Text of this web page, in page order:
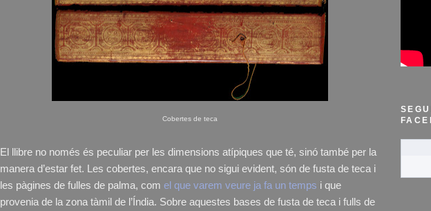
Cobertes de teca
El llibre no només és peculiar per les dimensions atípiques que té, sinó també per la
manera d’estar fet. Les cobertes, encara que no sigui evident, són de fusta de teca i
les pàgines de fulles de palma, com el que varem veure ja fa un temps i que
provenia de la zona tàmil de l’Índia. Sobre aquestes bases de fusta de teca i fulls de